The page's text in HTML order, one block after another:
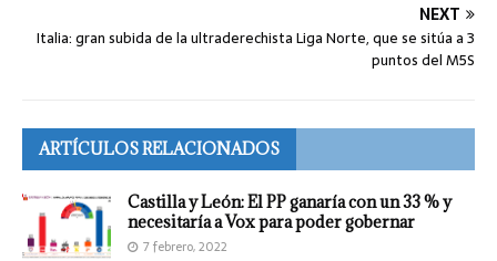
NEXT
Italia: gran subida de la ultraderechista Liga Norte, que se sitúa a 3
puntos del M5S
ARTÍCULOS RELACIONADOS
Castilla y León: El PP ganaría con un 33 % y
necesitaría a Vox para poder gobernar
7 febrero, 2022